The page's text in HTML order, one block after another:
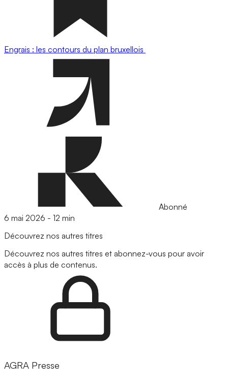
Engrais : les contours du plan bruxellois
Abonné
6 mai 2026 - 12 min
Découvrez nos autres titres
Découvrez nos autres titres et abonnez-vous pour avoir
accès à plus de contenus.
AGRA Presse